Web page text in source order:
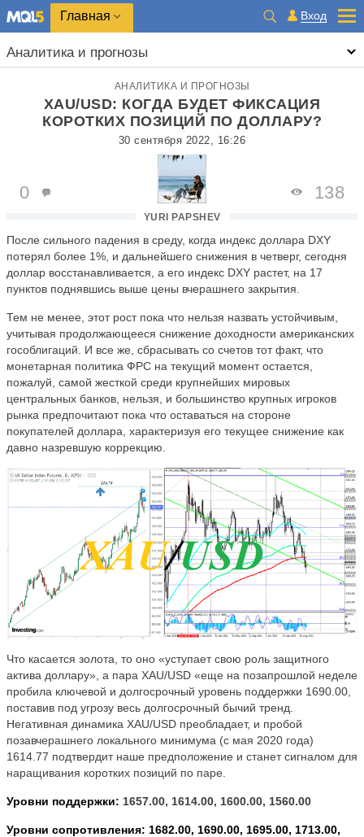
Главная Вход
Аналитика и прогнозы
АНАЛИТИКА И ПРОГНОЗЫ
XAU/USD: КОГДА БУДЕТ ФИКСАЦИЯ
КОРОТКИХ ПОЗИЦИЙ ПО ДОЛЛАРУ?
30 сентября 2022, 16:26
YURI PAPSHEV
0 138
После сильного падения в среду, когда индекс доллара DXY
потерял более 1%, и дальнейшего снижения в четверг, сегодня
доллар восстанавливается, а его индекс DXY растет, на 17
пунктов поднявшись выше цены вчерашнего закрытия.
Тем не менее, этот рост пока что нельзя назвать устойчивым,
учитывая продолжающееся снижение доходности американских
гособлигаций. И все же, сбрасывать со счетов тот факт, что
монетарная политика ФРС на текущий момент остается,
пожалуй, самой жесткой среди крупнейших мировых
центральных банков, нельзя, и большинство крупных игроков
рынка предпочитают пока что оставаться на стороне
покупателей доллара, характеризуя его текущее снижение как
давно назревшую коррекцию.
Что касается золота, то оно «уступает свою роль защитного
актива доллару», а пара XAU/USD «еще на позапрошлой неделе
пробила ключевой и долгосрочный уровень поддержки 1690.00,
поставив под угрозу весь долгосрочный бычий тренд.
Негативная динамика XAU/USD преобладает, и пробой
позавчерашнего локального минимума (с мая 2020 года)
1614.77 подтвердит наше предположение и станет сигналом для
наращивания коротких позиций по паре.
Уровни поддержки: 1657.00, 1614.00, 1600.00, 1560.00
Уровни сопротивления: 1682.00, 1690.00, 1695.00, 1713.00,